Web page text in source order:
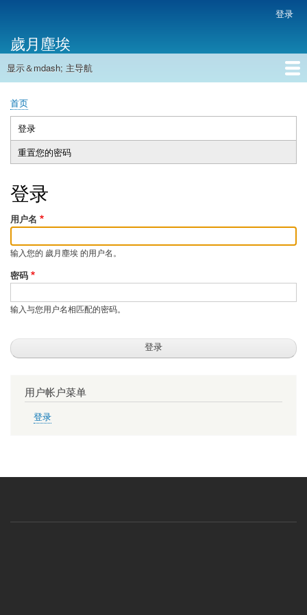
主
内
帐
户
菜
单
登录
歲月塵埃
主
航
显示＆mdash; 主导航
首页
面
包
屑
首页
主
标
登录
动
标
重置您的密码
登录
用户名
输入您的 歲月塵埃 的用户名。
密码
输入与您用户名相匹配的密码。
用户帐户菜单
登录